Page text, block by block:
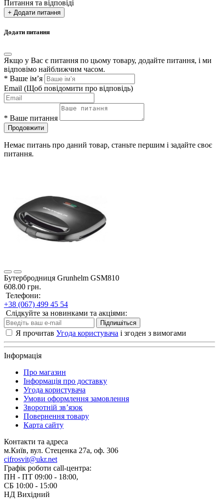
Питання та відповіді
+ Додати питання
Додати питання
Якщо у Вас є питання по цьому товару, додайте питання, і ми
відповімо найближчим часом.
* Ваше ім’я
Email (Щоб повідомити про відповідь)
* Ваше питання
Продовжити
Немає питань про даний товар, станьте першим і задайте своє
питання.
Бутербродниця Grunhelm GSM810
608.00 грн.
Телефони:
+38 (067) 499 45 54
Слідкуйте за новинками та акціями:
Підпишіться
Я прочитав Угода користувача і згоден з вимогами
Інформація
Про магазин
Інформація про доставку
Угода користувача
Умови оформлення замовлення
Зворотній зв’язок
Повернення товару
Карта сайту
Контакти та адреса
м.Київ, вул. Стеценка 27a, оф. 306
cifrosvit@ukr.net
Графік роботи call-центра:
ПН - ПТ 09:00 - 18:00,
СБ 10:00 - 15:00
НД Вихідний